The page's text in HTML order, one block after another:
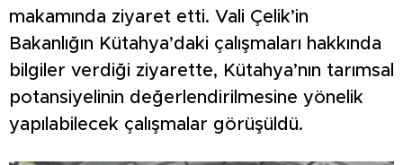
makamında ziyaret etti. Vali Çelik’in
Bakanlığın Kütahya’daki çalışmaları hakkında
bilgiler verdiği ziyarette, Kütahya’nın tarımsal
potansiyelinin değerlendirilmesine yönelik
yapılabilecek çalışmalar görüşüldü.